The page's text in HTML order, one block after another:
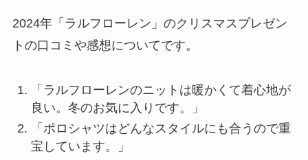
2024年「ラルフローレン」のクリスマスプレゼン
トの口コミや感想についてです。
「ラルフローレンのニットは暖かくて着心地が
良い。冬のお気に入りです。」
「ポロシャツはどんなスタイルにも合うので重
宝しています。」